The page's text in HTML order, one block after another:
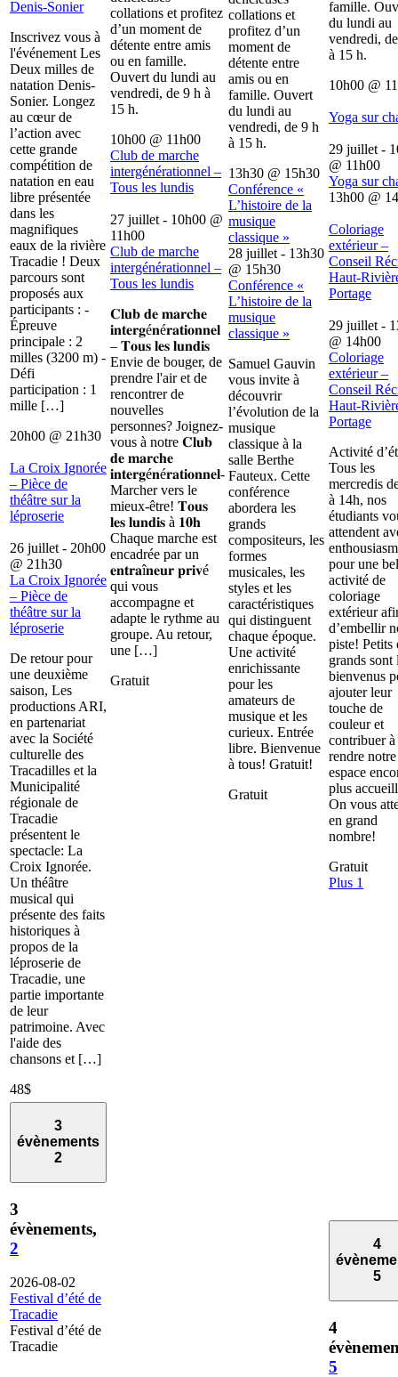
Denis-Sonier
Inscrivez vous à
l'événement Les
Deux milles de
natation Denis-
Sonier. Longez
au cœur de
l’action avec
cette grande
compétition de
natation en eau
libre présentée
dans les
magnifiques
eaux de la rivière
Tracadie ! Deux
parcours sont
proposés aux
participants : -
Épreuve
principale : 2
milles (3200 m) -
Défi
participation : 1
mille […]
20h00 @ 21h30
La Croix Ignorée
– Pièce de
théâtre sur la
léproserie
26 juillet - 20h00
@ 21h30
La Croix Ignorée
– Pièce de
théâtre sur la
léproserie
De retour pour
une deuxième
saison, Les
productions ARI,
en partenariat
avec la Société
culturelle des
Tracadilles et la
Municipalité
régionale de
Tracadie
présentent le
spectacle: La
Croix Ignorée.
Un théâtre
musical qui
présente des faits
historiques à
propos de la
léproserie de
Tracadie, une
partie importante
de leur
patrimoine. Avec
l'aide des
chansons et […]
48$
collations et profitez
d’un moment de
détente entre amis
ou en famille.
Ouvert du lundi au
vendredi, de 9 h à
15 h.
10h00 @ 11h00
Club de marche
intergénérationnel –
Tous les lundis
27 juillet - 10h00 @
11h00
Club de marche
intergénérationnel –
Tous les lundis
𝐂𝐥𝐮𝐛 𝐝𝐞 𝐦𝐚𝐫𝐜𝐡𝐞
𝐢𝐧𝐭𝐞𝐫𝐠é𝐧é𝐫𝐚𝐭𝐢𝐨𝐧𝐧𝐞𝐥
– 𝐓𝐨𝐮𝐬 𝐥𝐞𝐬 𝐥𝐮𝐧𝐝𝐢𝐬
Envie de bouger, de
prendre l'air et de
rencontrer de
nouvelles
personnes? Joignez-
vous à notre 𝐂𝐥𝐮𝐛
𝐝𝐞 𝐦𝐚𝐫𝐜𝐡𝐞
𝐢𝐧𝐭𝐞𝐫𝐠é𝐧é𝐫𝐚𝐭𝐢𝐨𝐧𝐧𝐞𝐥-
Marcher vers le
mieux-être! 𝐓𝐨𝐮𝐬
𝐥𝐞𝐬 𝐥𝐮𝐧𝐝𝐢𝐬 à 𝟏𝟎𝐡
Chaque marche est
encadrée par un
𝐞𝐧𝐭𝐫𝐚î𝐧𝐞𝐮𝐫 𝐩𝐫𝐢𝐯é
qui vous
accompagne et
adapte le rythme au
groupe. Au retour,
une […]
Gratuit
collations et
profitez d’un
moment de
détente entre
amis ou en
famille. Ouvert
du lundi au
vendredi, de 9 h
à 15 h.
13h30 @ 15h30
Conférence «
L’histoire de la
musique
classique »
28 juillet - 13h30
@ 15h30
Conférence «
L’histoire de la
musique
classique »
Samuel Gauvin
vous invite à
découvrir
l’évolution de la
musique
classique à la
salle Berthe
Fauteux. Cette
conférence
abordera les
grands
compositeurs, les
formes
musicales, les
styles et les
caractéristiques
qui distinguent
chaque époque.
Une activité
enrichissante
pour les
amateurs de
musique et les
curieux. Entrée
libre. Bienvenue
à tous! Gratuit!
Gratuit
famille.
du lundi au
vendredi,
à 15 h.
10h00 @
Yoga sur
29 juillet -
@ 11h00
Yoga sur
13h00 @
Coloriage
extérieur –
Conseil
Haut-
Portage
29 juillet -
@ 14h00
Coloriage
extérieur –
Conseil
Haut-
Portage
Activité
Tous les
mercredis
à 14h, nos
étudiants
attendent
pour une
activité de
coloriage
extérieur
d’embellir
piste! Petits
grands sont
bienvenus
ajouter leur
touche de
couleur et
contribuer à
rendre notre
espace
plus
On vous
en grand
nombre!
Gratuit
Plus 1
3
évènements
2
3
évènements,
2
2026-08-02
Festival d’été de
Tracadie
Festival d’été de
Tracadie
4
5
4
5